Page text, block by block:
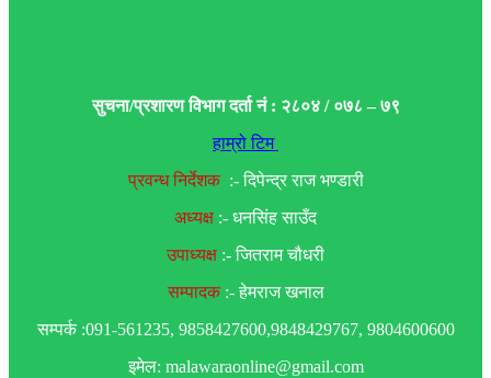
सुचना/प्रशारण विभाग दर्ता नं : २८०४ / ०७८ – ७९
हाम्रो टिम
प्रवन्ध निर्देशक:- दिपेन्द्र राज भण्डारी
अध्यक्ष :- धनसिंह साउँद
उपाध्यक्ष :- जितराम चौधरी
सम्पादक:- हेमराज खनाल
सम्पर्क :091-561235, 9858427600,9848429767, 9804600600
इमेल: malawaraonline@gmail.com